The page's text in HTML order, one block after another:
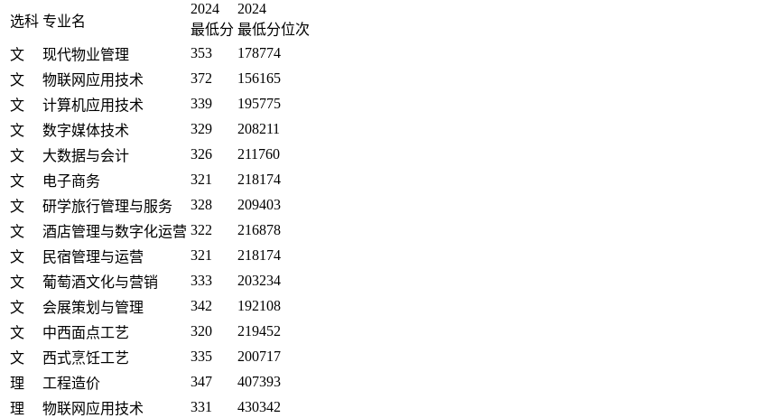
选科 专业名
2024
最低分
2024
最低分位次
文
现代物业管理 353
178774
文
物联网应用技术 372
156165
文
计算机应用技术 339
195775
文
数字媒体技术 329
208211
文
大数据与会计 326
211760
文
电子商务 321
218174
文
研学旅行管理与服务 328
209403
文
酒店管理与数字化运营 322
216878
文
民宿管理与运营 321
218174
文
葡萄酒文化与营销 333
203234
文
会展策划与管理 342
192108
文
中西面点工艺 320
219452
文
西式烹饪工艺 335
200717
理
工程造价 347
407393
理
物联网应用技术 331
430342